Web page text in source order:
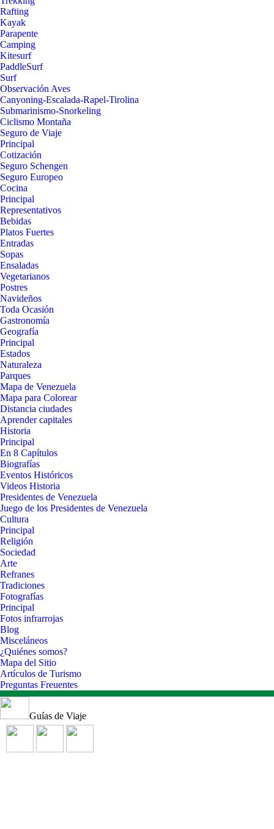
Rafting
Kayak
Parapente
Camping
Kitesurf
PaddleSurf
Surf
Observación Aves
Canyoning-Escalada-Rapel-Tirolina
Submarinismo-Snorkeling
Ciclismo Montaña
Seguro de Viaje
Principal
Cotización
Seguro Schengen
Seguro Europeo
Cocina
Principal
Representativos
Bebidas
Platos Fuertes
Entradas
Sopas
Ensaladas
Vegetarianos
Postres
Navideños
Toda Ocasión
Gastronomía
Geografía
Principal
Estados
Naturaleza
Parques
Mapa de Venezuela
Mapa para Colorear
Distancia ciudades
Aprender capitales
Historia
Principal
En 8 Capítulos
Biografías
Eventos Históricos
Videos Historia
Presidentes de Venezuela
Juego de los Presidentes de Venezuela
Cultura
Principal
Religión
Sociedad
Arte
Refranes
Tradiciones
Fotografías
Principal
Fotos infrarrojas
Blog
Misceláneos
¿Quiénes somos?
Mapa del Sitio
Artículos de Turismo
Preguntas Freuentes
Guías de Viaje